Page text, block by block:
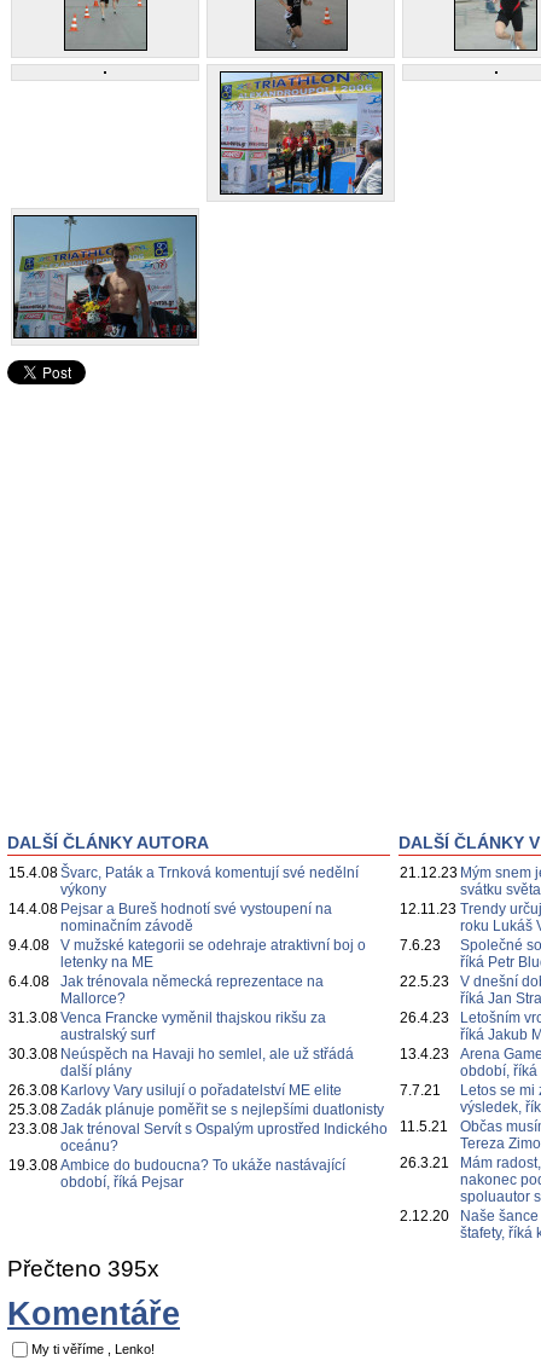
DALŠÍ ČLÁNKY AUTORA
15.4.08Švarc, Paták a Trnková komentují své nedělní
výkony
14.4.08 Pejsar a Bureš hodnotí své vystoupení na
nominačním závodě
9.4.08
V mužské kategorii se odehraje atraktivní boj o
letenky na ME
6.4.08
Jak trénovala německá reprezentace na
Mallorce?
31.3.08Venca Francke vyměnil thajskou rikšu za
australský surf
30.3.08 Neúspěch na Havaji ho semlel, ale už střádá
další plány
26.3.08 Karlovy Vary usilují o pořadatelství ME elite
25.3.08Zadák plánuje poměřit se s nejlepšími duatlonisty
23.3.08Jak trénoval Servít s Ospalým uprostřed Indického
oceánu?
19.3.08Ambice do budoucna? To ukáže nastávající
období, říká Pejsar
DALŠÍ ČLÁNKY
21.12.23 Mým snem
svátku
12.11.23 Trendy
roku Lukáš
7.6.23
Společné
říká Petr
22.5.23
V dnešní
říká Jan
26.4.23
Letošním
říká Jakub
13.4.23
Arena
období,
7.7.21
Letos se
výsledek,
11.5.21
Občas
Tereza
26.3.21
Mám
nakonec
spoluautor
2.12.20
Naše
štafety, říká
Přečteno 395x
Komentáře
My ti věříme , Lenko!